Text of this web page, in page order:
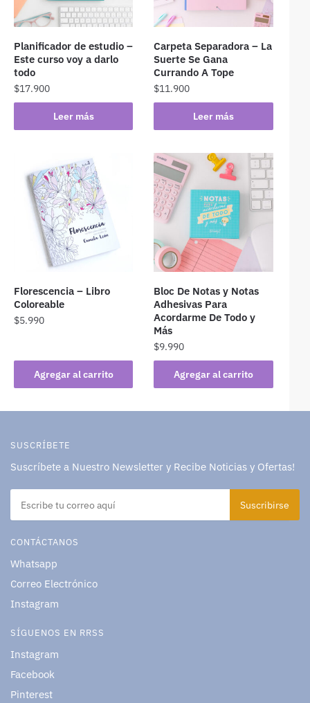
Planificador de estudio –
Este curso voy a darlo
todo
$17.900
Leer más
Carpeta Separadora – La
Suerte Se Gana
Currando A Tope
$11.900
Leer más
Florescencia – Libro
Coloreable
$5.990
Agregar al carrito
Bloc De Notas y Notas
Adhesivas Para
Acordarme De Todo y
Más
$9.990
Agregar al carrito
SUSCRÍBETE
Suscríbete a Nuestro Newsletter y Recibe Noticias y Ofertas!
CONTÁCTANOS
Whatsapp
Correo Electrónico
Instagram
SÍGUENOS EN RRSS
Instagram
Facebook
Pinterest